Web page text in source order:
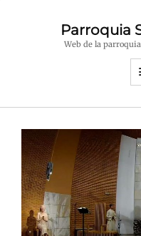
Parroquia
Web de la